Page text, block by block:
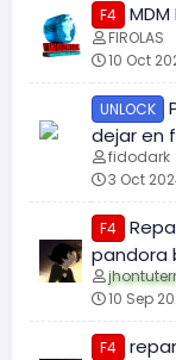
F4 MDM
FIROLAS
10 Oct
UNLOCK
dejar en
fidodark
3 Oct
F4
pandora
10 Sep
F4